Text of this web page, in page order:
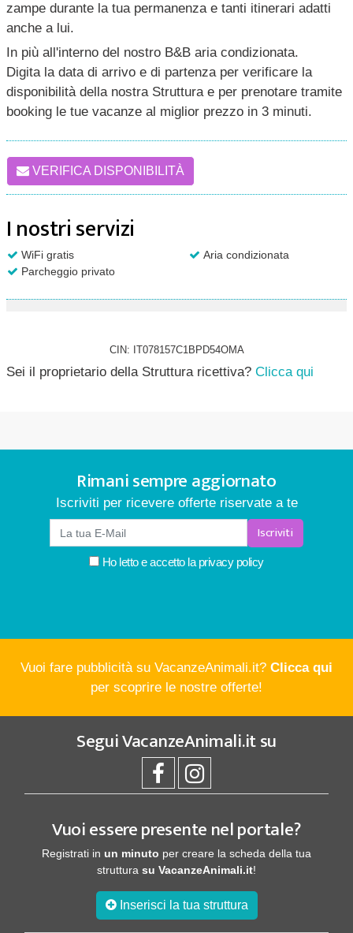
zampe durante la tua permanenza e tanti itinerari adatti
anche a lui.
In più all'interno del nostro B&B aria condizionata.
Digita la data di arrivo e di partenza per verificare la
disponibilità della nostra Struttura e per prenotare tramite
booking le tue vacanze al miglior prezzo in 3 minuti.
VERIFICA DISPONIBILITÀ
I nostri servizi
WiFi gratis
Aria condizionata
Parcheggio privato
CIN: IT078157C1BPD54OMA
Sei il proprietario della Struttura ricettiva? Clicca qui
Rimani sempre aggiornato
Iscriviti per ricevere offerte riservate a te
Iscriviti
Ho letto e accetto la privacy policy
Vuoi fare pubblicità su VacanzeAnimali.it? Clicca qui
per scoprire le nostre offerte!
SeguiVacanzeAnimali.itsu
Vuoi essere presente nel portale?
Registrati in un minuto per creare la scheda della tua
struttura su VacanzeAnimali.it!
Inserisci la tua struttura